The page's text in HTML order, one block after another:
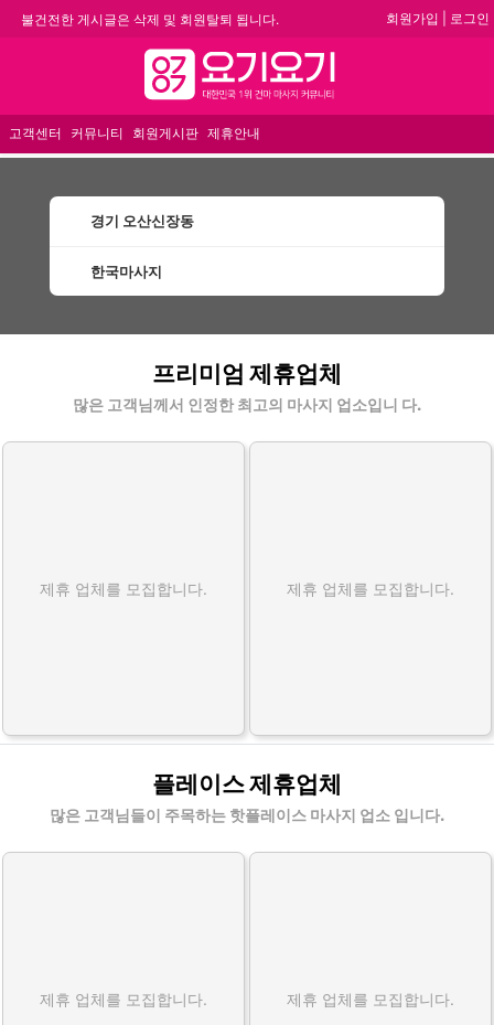
불건전한 게시글은 삭제 및 회원탈퇴 됩니다.
합법적이고 건전한 업체와 광고를 제휴합니다.
★요기요기 설 연휴 휴무 안내★
★ 요기요기 업체회원 안내사항 ★
회원가입 로그인
고객센터 커뮤니티 회원게시판 제휴안내
경기 오산신장동
한국마사지
프리미엄 제휴업체
많은 고객님께서 인정한 최고의 마사지 업소입니 다.
제휴 업체를 모집합니다. 제휴 업체를 모집합니다.
플레이스 제휴업체
많은 고객님들이 주목하는 핫플레이스 마사지 업소 입니다.
제휴 업체를 모집합니다. 제휴 업체를 모집합니다.